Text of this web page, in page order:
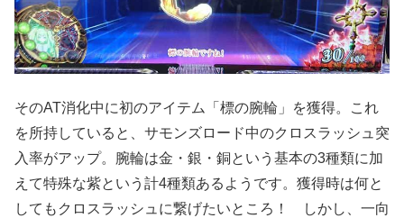
そのAT消化中に初のアイテム「標の腕輪」を獲得。これ
を所持していると、サモンズロード中のクロスラッシュ突
入率がアップ。腕輪は金・銀・銅という基本の3種類に加
えて特殊な紫という計4種類あるようです。獲得時は何と
してもクロスラッシュに繋げたいところ！ しかし、一向